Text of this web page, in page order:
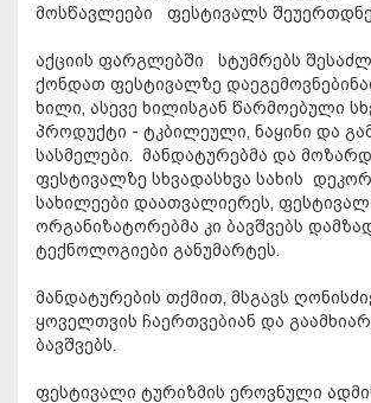
მოსწავლეები ფესტივალს
აქციის ფარგლებში სტუმრებს
ქონდათ ფესტივალზე
ხილი, ასევე ხილისგან წარმოებული
პროდუქტი - ტკბილეული, ნაყინი და
სასმელები. მანდატურებმა და
ფესტივალზე სხვადასხვა სახის
სახილეები დაათვალიერეს,
ორგანიზატორებმა კი ბავშვებს
ტექნოლოგიები განუმარტეს.
მანდატურების თქმით, მსგავს
ყოველთვის ჩაერთვებიან და
ბავშვებს.
ფესტივალი ტურიზმის ეროვნული